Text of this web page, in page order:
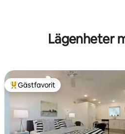
Lägenheter
Populär gästfavorit
Gästfavorit